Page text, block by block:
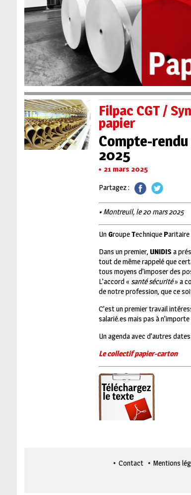
Filpac CGT /
papier
Compte-
2025
21 mars 2025
Partagez :
• Montreuil, le 20 mars 2025
Un GroupeTechnique Paritaire
Dans un premier, UNIDIS a
tout de même rappelé que
tous moyens d’imposer des
L’accord « santé sécurité» a
de notre profession, que ce
C’est un premier travail
salarié.es mais pas à
Un agenda avec d’autres
Le collectif papier-carton
Contact Mentions